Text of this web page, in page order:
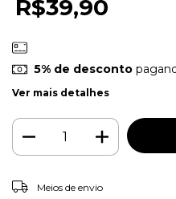
R$39,90
5% de desconto
Ver mais detalhes
Entregas para o CEP:
Meios de envio